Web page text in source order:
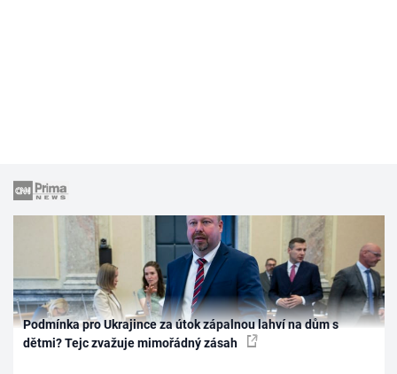
Podmínka pro Ukrajince za útok zápalnou lahví na dům s
dětmi? Tejc zvažuje mimořádný zásah